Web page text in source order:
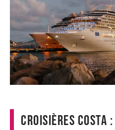
Croisières Costa